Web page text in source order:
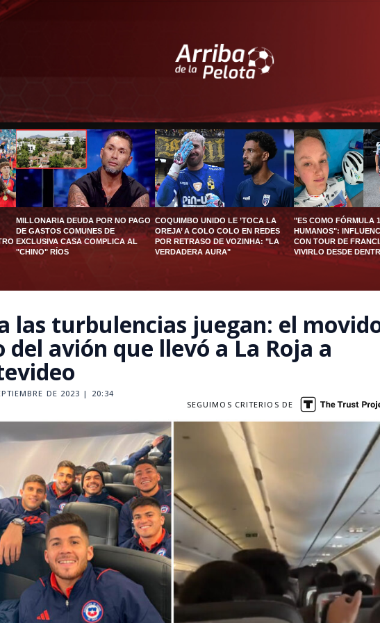
MILLONARIA DEUDA POR NO PAGO
DE GASTOS COMUNES DE
EXCLUSIVA CASA COMPLICA AL
"CHINO" RÍOS
COQUIMBO UNIDO LE ’TOCA LA
OREJA’ A COLO COLO EN REDES
POR RETRASO DE VOZINHA: "LA
VERDADERA AURA"
"ES COMO FÓRMULA
HUMANOS":
CON TOUR DE
VIVIRLO DESDE
las turbulencias juegan: el
del avión que llevó a La Roja a
DE 2023 | 20:34
SEGUIMOS CRITERIOS DE